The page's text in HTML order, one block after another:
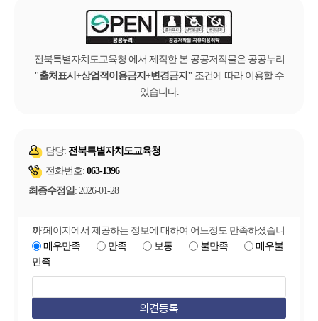
전북특별자치도교육청 에서 제작한 본 공공저작물은 공공누리
출처표시+상업적이용금지+변경금지
조건에 따라 이용할 수
있습니다.
담당: 전북특별자치도교육청
전화번호: 063-1396
최종수정일: 2026-01-28
이 페이지에서 제공하는 정보에 대하여 어느정도 만족하셨습니까?
매우만족
만족 보통 불만족
매우불
만족